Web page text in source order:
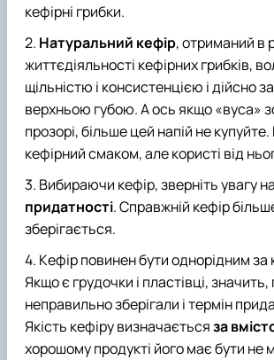
кефірні грибки.
Натуральний кефір, отриманий в
життєдіяльності кефірних грибків,
щільністю і консистенцією і дійсно
верхньою губою. А ось якщо «вуса»
прозорі, більше цей напій не купуйте.
кефірний смаком, але користі від
Вибираючи кефір, зверніть увагу на
придатності. Справжній кефір
зберігається.
Кефір повинен бути однорідним за
Якщо є грудочки і пластівці,
неправильно зберігали і термін
Якість кефіру визначаєтьсяза
хорошому продукті його має бути не